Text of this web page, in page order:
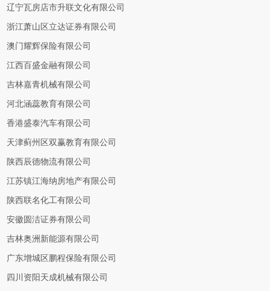
辽宁瓦房店市升联文化有限公司
浙江萧山区立达证券有限公司
澳门耀辉保险有限公司
江西百盛金融有限公司
吉林嘉青机械有限公司
河北涵蕊教育有限公司
香港盛泰汽车有限公司
天津蓟州区双赢教育有限公司
陕西辰德物流有限公司
江苏镇江海纳房地产有限公司
陕西联名化工有限公司
安徽圆洁证券有限公司
吉林奥洲新能源有限公司
广东增城区鹏程保险有限公司
四川资阳天成机械有限公司